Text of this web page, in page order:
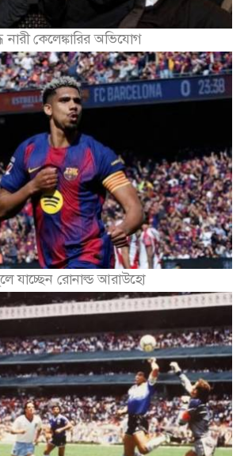
নারী কেলেঙ্কারির অভিযোগ
যাচ্ছেন রোনাল্ড আরাউহো